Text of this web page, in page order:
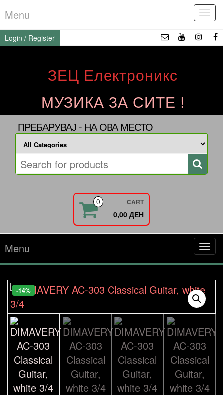
to
the
content
Menu
Login / Register
ЗЕЦ Електроникс
МУЗИКА ЗА СИТЕ !
ПРЕБАРУВАЈ - НА ОВА МЕСТО
0 CART
0,00 ДЕН
Menu
-14%